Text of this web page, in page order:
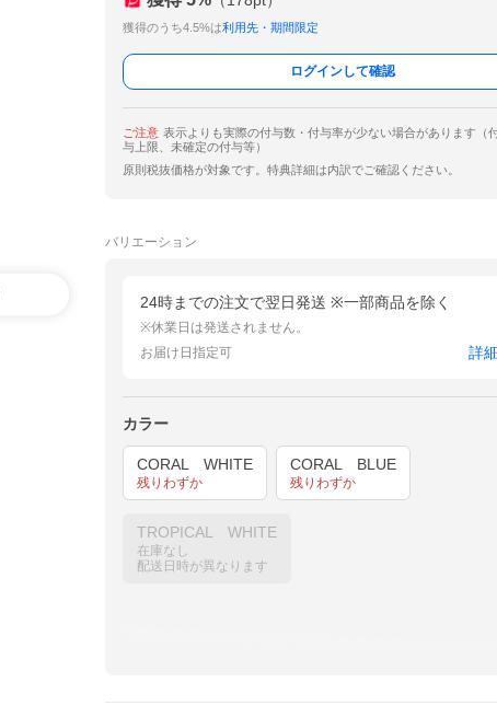
獲得のうち4.5%は利用先・期間限定
ログインして確認
ご注意 表示よりも実際の付与数・付与率が少ない場合があります（
与上限、未確定の付与等）
原則税抜価格が対象です。特典詳細は内訳でご確認ください。
バリエーション
24時までの注文で翌日発送 ※一部商品を除く
※休業日は発送されません。
お届け日指定可
詳
カラー
CORAL WHITE
残りわずか
CORAL BLUE
残りわずか
TROPICAL WHITE
在庫なし
配送日時が異なります